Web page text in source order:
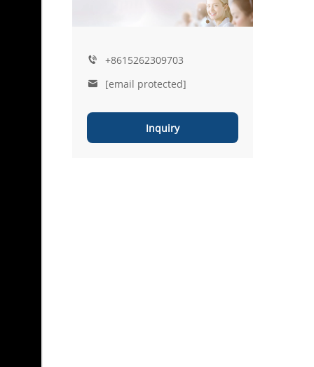
+8615262309703
[email protected]
Inquiry